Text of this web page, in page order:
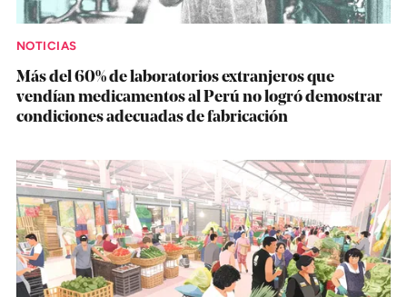
NOTICIAS
Más del 60% de laboratorios extranjeros que
vendían medicamentos al Perú no logró demostrar
condiciones adecuadas de fabricación